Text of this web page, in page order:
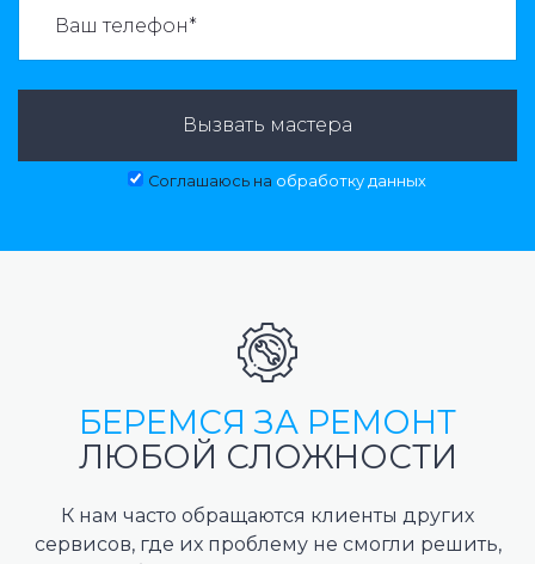
Вызвать мастера
Соглашаюсь на обработку данных
БЕРЕМСЯ ЗА РЕМОНТ
ЛЮБОЙ СЛОЖНОСТИ
К нам часто обращаются клиенты других
сервисов, где их проблему не смогли решить,